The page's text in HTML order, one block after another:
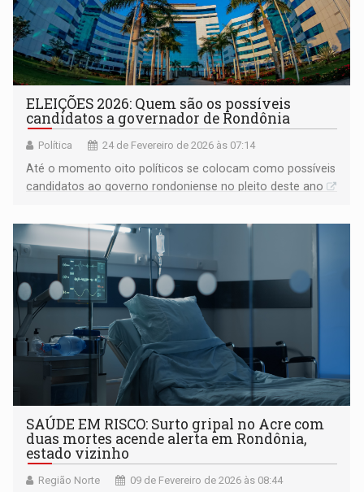
ELEIÇÕES 2026: Quem são os possíveis
candidatos a governador de Rondônia
Política 24 de Fevereiro de 2026 às 07:14
Até o momento oito políticos se colocam como possíveis
candidatos ao governo rondoniense no pleito deste ano
SAÚDE EM RISCO: Surto gripal no Acre com
duas mortes acende alerta em Rondônia,
estado vizinho
Região Norte 09 de Fevereiro de 2026 às 08:44